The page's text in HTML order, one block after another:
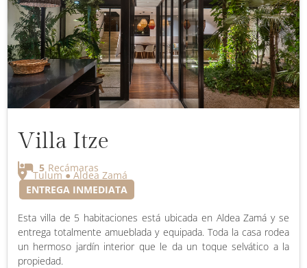
Villa Itze
5 Recámaras
Tulum ● Aldea Zamá
ENTREGA INMEDIATA
Esta villa de 5 habitaciones está ubicada en Aldea Zamá y se
entrega totalmente amueblada y equipada. Toda la casa rodea
un hermoso jardín interior que le da un toque selvático a la
propiedad.